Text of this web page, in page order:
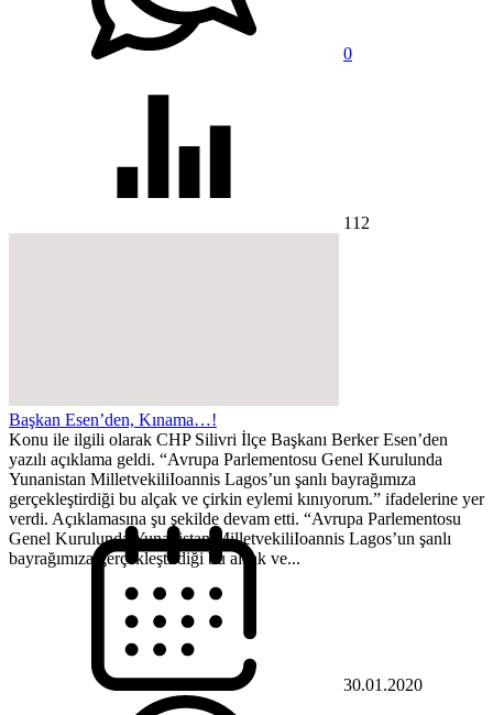
0
112
Başkan Esen’den, Kınama…!
Konu ile ilgili olarak CHP Silivri İlçe Başkanı Berker Esen’den
yazılı açıklama geldi. “Avrupa Parlementosu Genel Kurulunda
Yunanistan MilletvekiliIoannis Lagos’un şanlı bayrağımıza
gerçekleştirdiği bu alçak ve çirkin eylemi kınıyorum.” ifadelerine yer
verdi. Açıklamasına şu şekilde devam etti. “Avrupa Parlementosu
Genel Kurulunda Yunanistan MilletvekiliIoannis Lagos’un şanlı
bayrağımıza gerçekleştirdiği bu alçak ve...
30.01.2020